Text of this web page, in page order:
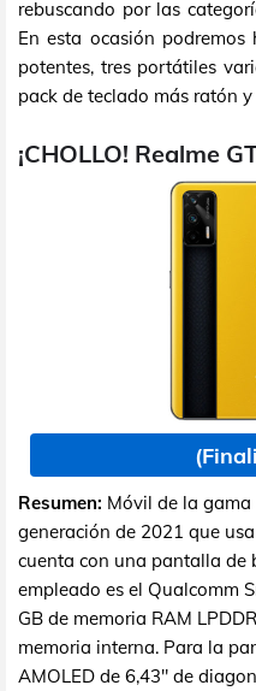
rebuscando por las
En esta ocasión podremos
potentes, tres portátiles
pack de teclado más ratón
¡CHOLLO! Realme
Resumen: Móvil de la
generación de 2021 que
cuenta con una pantalla de
empleado es el Qualcomm
GB de memoria RAM
memoria interna. Para la
AMOLED de 6,43" de